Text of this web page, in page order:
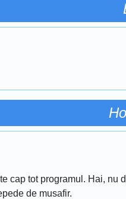
cap tot programul. Hai,
de musafir.